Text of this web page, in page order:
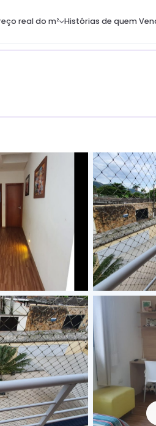
real do m² Histórias de quem